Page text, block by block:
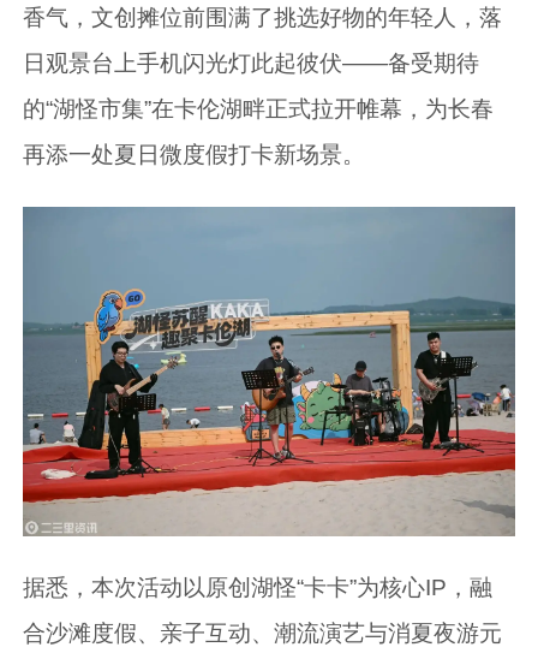
香气，文创摊位前围满了挑选好物的年轻人，落
日观景台上手机闪光灯此起彼伏——备受期待
的“湖怪市集”在卡伦湖畔正式拉开帷幕，为长春
再添一处夏日微度假打卡新场景。
据悉，本次活动以原创湖怪“卡卡”为核心IP，融
合沙滩度假、亲子互动、潮流演艺与消夏夜游元